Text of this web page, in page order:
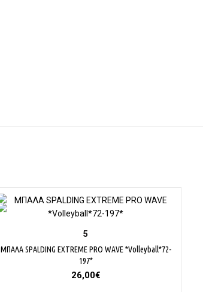
ΕΠΙΛΟΓΉ
5
ΜΠΑΛΑ SPALDING EXTREME PRO WAVE *Volleyball*72-
197*
26,00€